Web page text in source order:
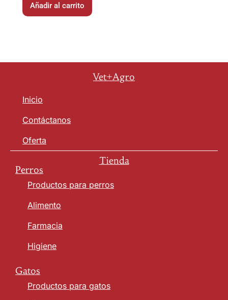
Añadir al carrito
Vet+Agro
Inicio
Contáctanos
Oferta
Tienda
Perros
Productos para perros
Alimento
Farmacia
Higiene
Gatos
Productos para gatos